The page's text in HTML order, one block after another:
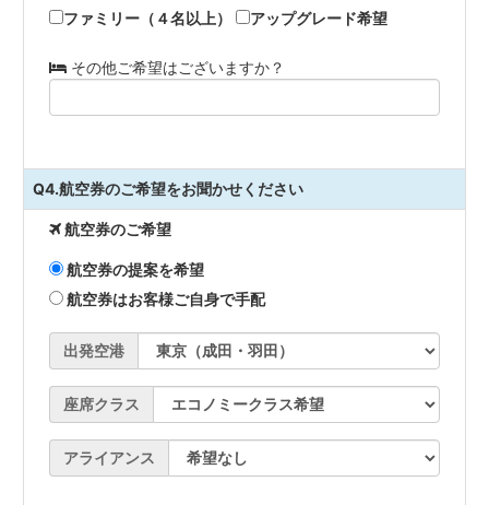
ファミリー（４名以上）
アップグレード希望
その他ご希望はございますか？
Q4.航空券のご希望をお聞かせください
航空券のご希望
航空券の提案を希望
航空券はお客様ご自身で手配
出発空港
座席クラス
アライアンス